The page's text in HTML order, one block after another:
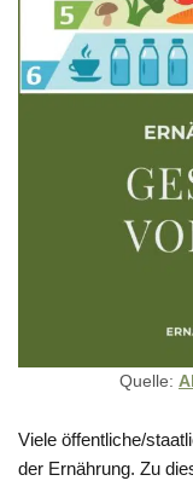
Quelle:
Viele öffentliche/
der Ernährung. Zu